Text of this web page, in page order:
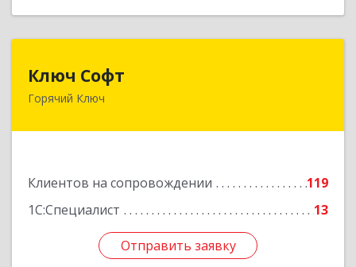
Ключ Софт
Горячий Ключ
Клиентов на сопровождении
119
1С:Специалист
13
Отправить заявку
353287, Краснодарский край, Горячий Ключ г,
Отправить заявку